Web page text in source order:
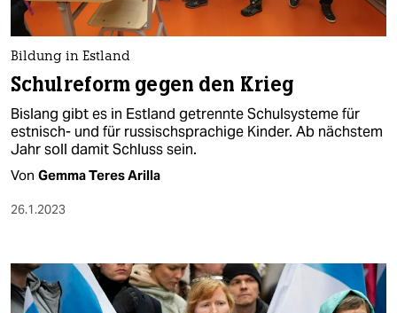
Bildung in Estland
Schulreform gegen den Krieg
Bislang gibt es in Estland getrennte Schulsysteme für
estnisch- und für russischsprachige Kinder. Ab nächstem
Jahr soll damit Schluss sein.
Von Gemma Teres Arilla
26.1.2023